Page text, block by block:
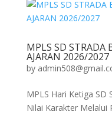
MPLS SD STRADA
AJARAN 2026/2027
by
MPLS Hari Ketiga SD
Nilai Karakter Melalui